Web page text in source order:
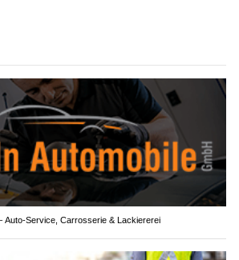
Auto-Service, Carrosserie & Lackiererei